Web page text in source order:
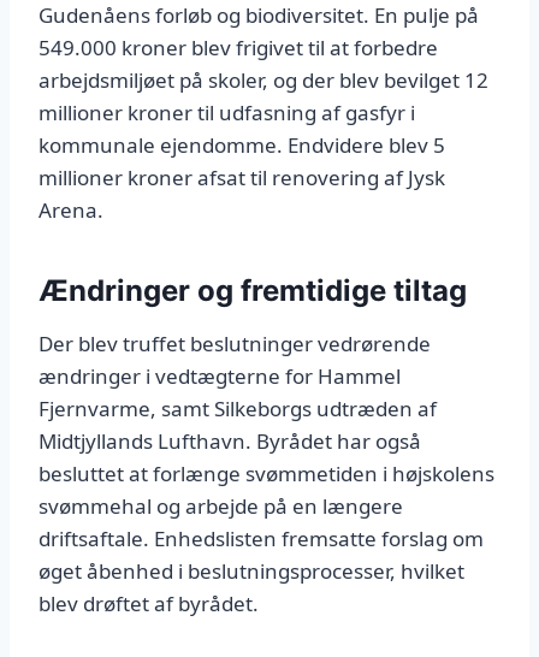
Gudenåens forløb og biodiversitet. En pulje på
549.000 kroner blev frigivet til at forbedre
arbejdsmiljøet på skoler, og der blev bevilget 12
millioner kroner til udfasning af gasfyr i
kommunale ejendomme. Endvidere blev 5
millioner kroner afsat til renovering af Jysk
Arena.
Ændringer og fremtidige tiltag
Der blev truffet beslutninger vedrørende
ændringer i vedtægterne for Hammel
Fjernvarme, samt Silkeborgs udtræden af
Midtjyllands Lufthavn. Byrådet har også
besluttet at forlænge svømmetiden i højskolens
svømmehal og arbejde på en længere
driftsaftale. Enhedslisten fremsatte forslag om
øget åbenhed i beslutningsprocesser, hvilket
blev drøftet af byrådet.